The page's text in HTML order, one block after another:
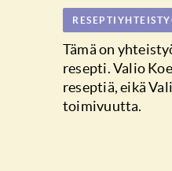
Tämä on
resepti. Valio
reseptiä, eikä
toimivuutta.